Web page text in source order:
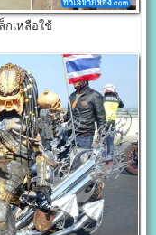
เหลือใช้